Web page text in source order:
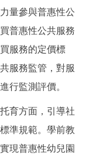
量參與普惠性公
普惠性公共服務
服務的定價標
服務監管，對服
行監測評價。
育方面，引導社
準規範。學前教
現普惠性幼兒園